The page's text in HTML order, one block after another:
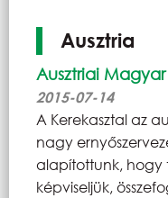
Ausztria
Ausztriai
2015-07-14
A Kerekasztal az
nagy
alapítottunk, hogy
képviseljük,